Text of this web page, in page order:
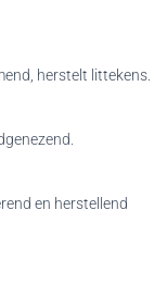
herstelt littekens.
en herstellend